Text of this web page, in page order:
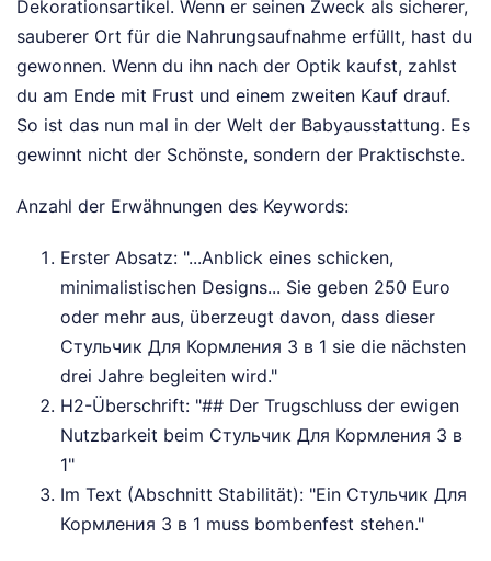
Dekorationsartikel. Wenn er seinen Zweck als sicherer,
sauberer Ort für die Nahrungsaufnahme erfüllt, hast du
gewonnen. Wenn du ihn nach der Optik kaufst, zahlst
du am Ende mit Frust und einem zweiten Kauf drauf.
So ist das nun mal in der Welt der Babyausstattung. Es
gewinnt nicht der Schönste, sondern der Praktischste.
Anzahl der Erwähnungen des Keywords:
Erster Absatz: "...Anblick eines schicken,
minimalistischen Designs... Sie geben 250 Euro
oder mehr aus, überzeugt davon, dass dieser
Стульчик Для Кормления 3 в 1 sie die nächsten
drei Jahre begleiten wird."
H2-Überschrift: "## Der Trugschluss der ewigen
Nutzbarkeit beim Стульчик Для Кормления 3 в
1"
Im Text (Abschnitt Stabilität): "Ein Стульчик Для
Кормления 3 в 1 muss bombenfest stehen."